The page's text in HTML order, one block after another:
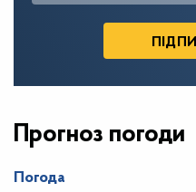
Прогноз погоди
Погода